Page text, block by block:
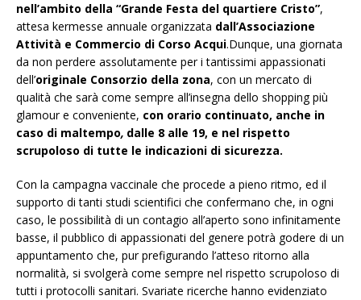
nell’ambito della “Grande Festa del quartiere Cristo”,
attesa kermesse annuale organizzata dall’Associazione
Attività e Commercio di Corso Acqui.Dunque, una giornata
da non perdere assolutamente per i tantissimi appassionati
dell’originale Consorzio della zona, con un mercato di
qualità che sarà come sempre all’insegna dello shopping più
glamour e conveniente, con orario continuato, anche in
caso di maltempo, dalle 8 alle 19, e nel rispetto
scrupoloso di tutte le indicazioni di sicurezza.
Con la campagna vaccinale che procede a pieno ritmo, ed il
supporto di tanti studi scientifici che confermano che, in ogni
caso, le possibilità di un contagio all’aperto sono infinitamente
basse, il pubblico di appassionati del genere potrà godere di un
appuntamento che, pur prefigurando l’atteso ritorno alla
normalità, si svolgerà come sempre nel rispetto scrupoloso di
tutti i protocolli sanitari. Svariate ricerche hanno evidenziato